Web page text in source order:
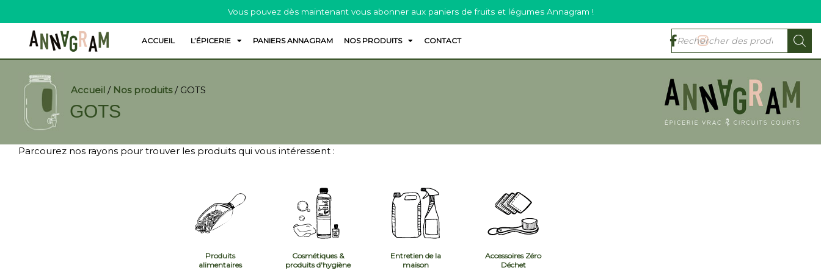
ACCUEIL L’ÉPICERIE PANIERS ANNAGRAM NOS PRODUITS CONTACT
Accueil/ Nos produits/ GOTS
GOTS
Parcourez nos rayons pour trouver les produits qui vous intéressent :
Produits
alimentaires
Cosmétiques &
produits d'hygiène
Entretien de la
maison
Accessoires Zéro
Déchet
Vous pouvez dès maintenant vous abonner aux paniers de fruits et légumes Annagram !